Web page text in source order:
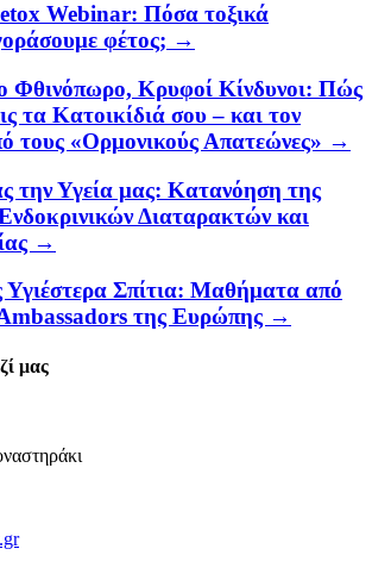
Webinar: Πόσα τοξικά
φέτος; →
Φθινόπωρο, Κρυφοί Κίνδυνοι: Πώς
τα Κατοικίδιά σου – και τον
τους «Ορμονικούς Απατεώνες» →
την Υγεία μας: Κατανόηση της
Διαταρακτών και
→
Υγιέστερα Σπίτια: Μαθήματα από
της Ευρώπης →
μας